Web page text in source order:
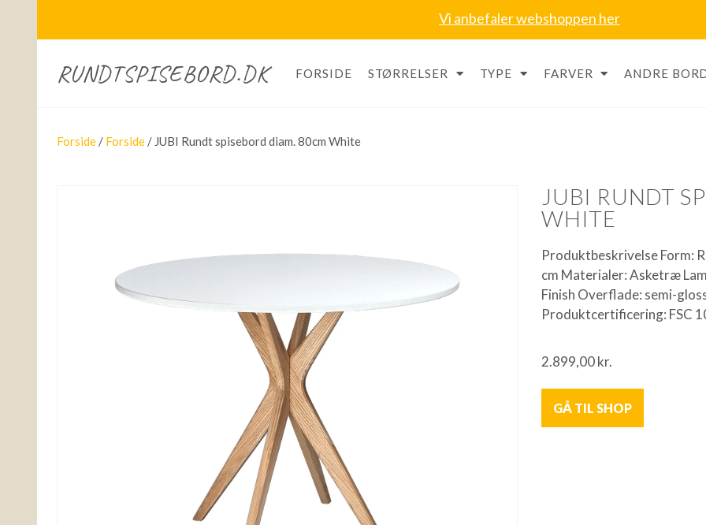
Vi anbefaler webshoppen her
RUNDTSPISEBORD.DK FORSIDE STØRRELSER TYPE FARVER ANDRE
Forside / Forside / JUBI Rundt spisebord diam. 80cm White
JUBI RUNDT
WHITE
Produktbeskrivelse Form:
cm Materialer: Asketræ
Finish Overflade: semi-
Produktcertificering: FSC
2.899,00kr.
GÅ TIL SHOP